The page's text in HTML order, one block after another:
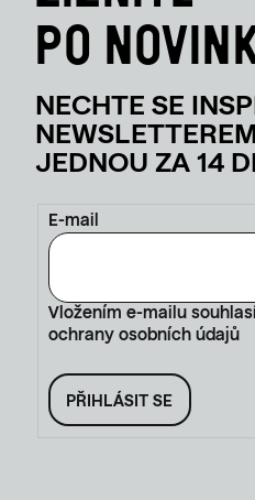
E-mail
Vložením e-mailu
ochrany osobních údajů
PŘIHLÁSIT SE